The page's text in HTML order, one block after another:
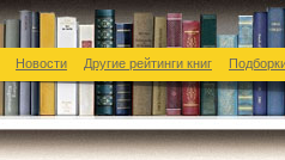
Новости Другие рейтинги книг